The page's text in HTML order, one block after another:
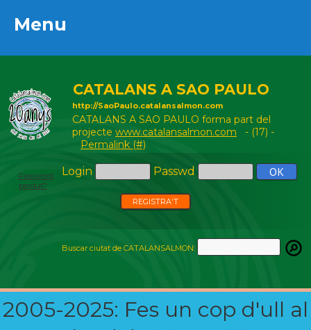
Menu
CATALANS A SAO PAULO
http://SaoPaulo.catalansalmon.com
CATALANS A SAO PAULO forma part del
projecte www.catalansalmon.com - (17) -
Permalink (#)
Login Passwd
Password
perdut?
REGISTRA'T
Buscar ciutat de CATALANSALMON:
2005-2025: Fes un cop d'ull al
Menu